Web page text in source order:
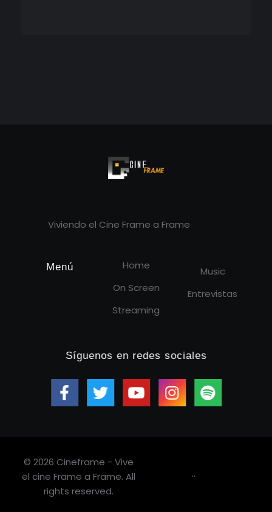
Viviendo el Cine Frame a Frame
Menú
Home
On Screen
Streaming
Music
Entrevistas
Síguenos en redes sociales
© 2026 Cineframe - Vive
el cine Frame a Frame. All
rights reserved.
..